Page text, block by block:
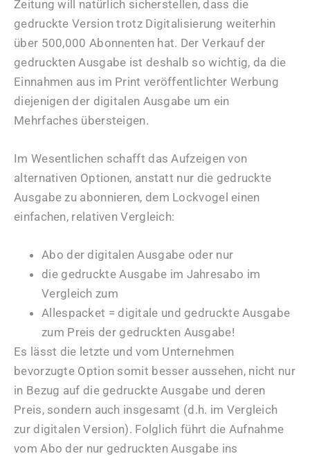
Zeitung will natürlich sicherstellen, dass die
gedruckte Version trotz Digitalisierung weiterhin
über 500,000 Abonnenten hat. Der Verkauf der
gedruckten Ausgabe ist deshalb so wichtig, da die
Einnahmen aus im Print veröffentlichter Werbung
diejenigen der digitalen Ausgabe um ein
Mehrfaches übersteigen.
Im Wesentlichen schafft das Aufzeigen von
alternativen Optionen, anstatt nur die gedruckte
Ausgabe zu abonnieren, dem Lockvogel einen
einfachen, relativen Vergleich:
Abo der digitalen Ausgabe oder nur
die gedruckte Ausgabe im Jahresabo im
Vergleich zum
Allespacket = digitale und gedruckte Ausgabe
zum Preis der gedruckten Ausgabe!
Es lässt die letzte und vom Unternehmen
bevorzugte Option somit besser aussehen, nicht nur
in Bezug auf die gedruckte Ausgabe und deren
Preis, sondern auch insgesamt (d.h. im Vergleich
zur digitalen Version). Folglich führt die Aufnahme
vom Abo der nur gedruckten Ausgabe ins